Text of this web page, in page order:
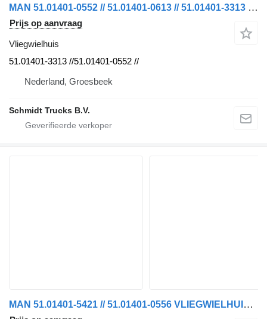
MAN 51.01401-0552 // 51.01401-0613 // 51.01401-3313 VLIEGWIELHUIS 18 voor vrachtwagen
Prijs op aanvraag
Vliegwielhuis
51.01401-3313 //51.01401-0552 //
Nederland, Groesbeek
Schmidt Trucks B.V.
MAN 51.01401-5421 // 51.01401-0556 VLIEGWIELHUIS D 2676LF52 EURO 6 voor vrachtwagen